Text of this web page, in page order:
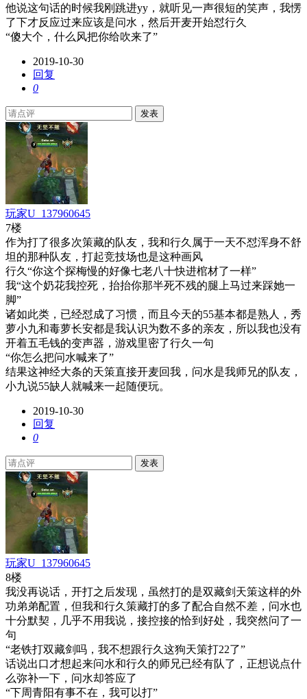
他说这句话的时候我刚跳进yy，就听见一声很短的笑声，我愣
了下才反应过来应该是问水，然后开麦开始怼行久
“傻大个，什么风把你给吹来了”
2019-10-30
回复
0
发表
玩家U_137960645
7楼
作为打了很多次策藏的队友，我和行久属于一天不怼浑身不舒
坦的那种队友，打起竞技场也是这种画风
行久“你这个探梅慢的好像七老八十快进棺材了一样”
我“这个奶花我控死，抬抬你那半死不残的腿上马过来踩她一
脚”
诸如此类，已经怼成了习惯，而且今天的55基本都是熟人，秀
萝小九和毒萝长安都是我认识为数不多的亲友，所以我也没有
开着五毛钱的变声器，游戏里密了行久一句
“你怎么把问水喊来了”
结果这神经大条的天策直接开麦回我，问水是我师兄的队友，
小九说55缺人就喊来一起随便玩。
2019-10-30
回复
0
发表
玩家U_137960645
8楼
我没再说话，开打之后发现，虽然打的是双藏剑天策这样的外
功弟弟配置，但我和行久策藏打的多了配合自然不差，问水也
十分默契，几乎不用我说，接控接的恰到好处，我突然问了一
句
“老铁打双藏剑吗，我不想跟行久这狗天策打22了”
话说出口才想起来问水和行久的师兄已经有队了，正想说点什
么弥补一下，问水却答应了
“下周青阳有事不在，我可以打”